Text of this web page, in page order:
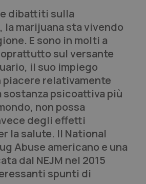
dibattiti sulla
la marijuana sta vivendo
E sono in molti a
sul versante
il suo impiego
relativamente
sostanza psicoattiva più
non possa
degli effetti
la salute. Il National
Abuse americano e una
dal NEJM nel 2015
spunti di